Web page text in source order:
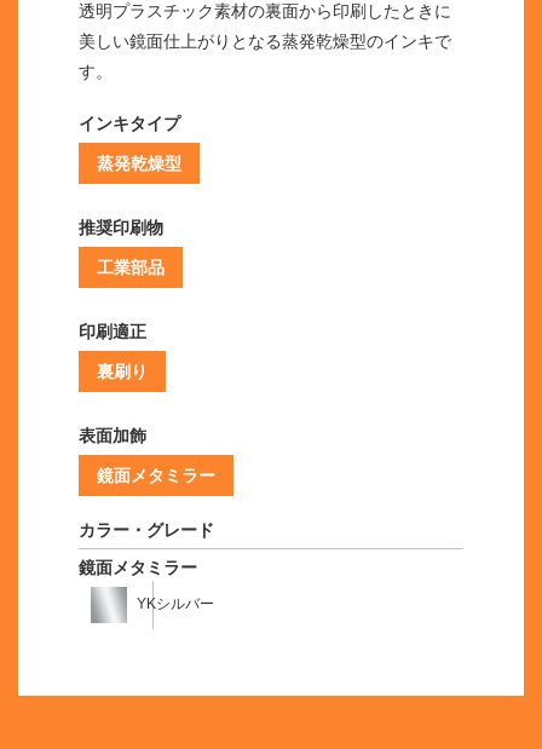
透明プラスチック素材の裏面から印刷したときに
美しい鏡面仕上がりとなる蒸発乾燥型のインキで
す。
インキタイプ
蒸発乾燥型
推奨印刷物
工業部品
印刷適正
裏刷り
表面加飾
鏡面メタミラー
カラー・グレード
鏡面メタミラー
YKシルバー